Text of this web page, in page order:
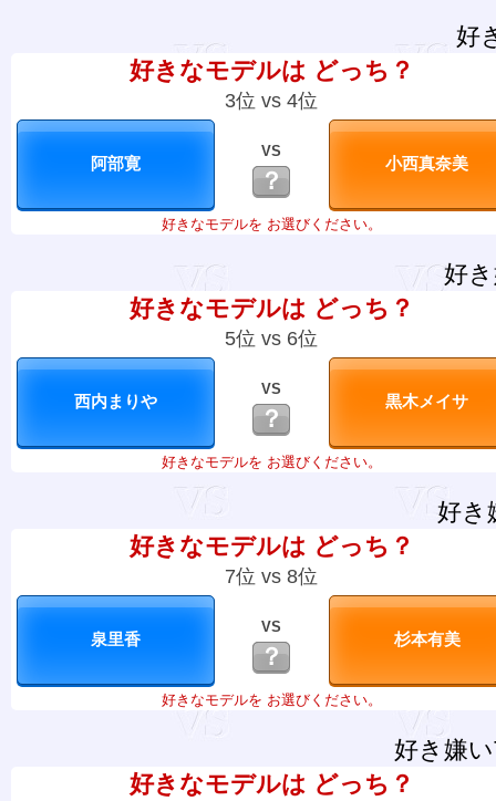
好
好きなモデルは どっち？
3位 vs 4位
VS
？
好きなモデルを お選びください。
好
好きなモデルは どっち？
5位 vs 6位
VS
？
好きなモデルを お選びください。
好き
好きなモデルは どっち？
7位 vs 8位
VS
？
好きなモデルを お選びください。
好き嫌
好きなモデルは どっち？